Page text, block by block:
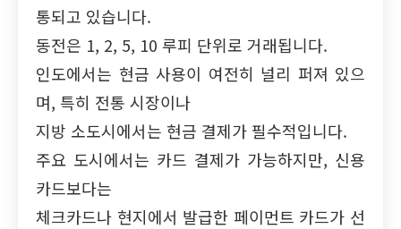
통되고 있습니다.
동전은 1, 2, 5, 10 루피 단위로 거래됩니다.
인도에서는 현금 사용이 여전히 널리 퍼져 있으
며, 특히 전통 시장이나
지방 소도시에서는 현금 결제가 필수적입니다.
주요 도시에서는 카드 결제가 가능하지만, 신용
카드보다는
체크카드나 현지에서 발급한 페이먼트 카드가 선